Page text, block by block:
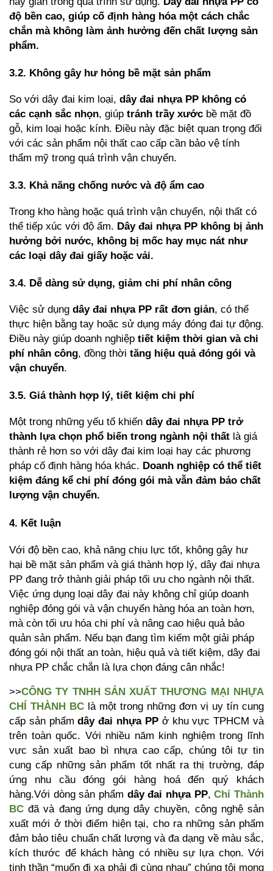
độ bền cao, giúp cố định hàng hóa một cách chắc
chắn mà không làm ảnh hưởng đến chất lượng sản
phẩm.
3.2. Không gây hư hỏng bề mặt sản phẩm
So với dây đai kim loại, dây đai nhựa PP không có
các cạnh sắc nhọn, giúp tránh trầy xước bề mặt đồ
gỗ, kim loại hoặc kính. Điều này đặc biệt quan trọng đối
với các sản phẩm nội thất cao cấp cần bảo vệ tính
thẩm mỹ trong quá trình vận chuyển.
3.3. Khả năng chống nước và độ ẩm cao
Trong kho hàng hoặc quá trình vận chuyển, nội thất có
thể tiếp xúc với độ ẩm. Dây đai nhựa PP không bị ảnh
hưởng bởi nước, không bị mốc hay mục nát như
các loại dây đai giấy hoặc vải.
3.4. Dễ dàng sử dụng, giảm chi phí nhân công
Việc sử dụng dây đai nhựa PP rất đơn giản, có thể
thực hiện bằng tay hoặc sử dụng máy đóng đai tự động.
Điều này giúp doanh nghiệp tiết kiệm thời gian và chi
phí nhân công, đồng thời tăng hiệu quả đóng gói và
vận chuyển.
3.5. Giá thành hợp lý, tiết kiệm chi phí
Một trong những yếu tố khiến dây đai nhựa PP trở
thành lựa chọn phổ biến trong ngành nội thất là giá
thành rẻ hơn so với dây đai kim loại hay các phương
pháp cố định hàng hóa khác. Doanh nghiệp có thể tiết
kiệm đáng kể chi phí đóng gói mà vẫn đảm bảo chất
lượng vận chuyển.
4. Kết luận
Với độ bền cao, khả năng chịu lực tốt, không gây hư
hại bề mặt sản phẩm và giá thành hợp lý, dây đai nhựa
PP đang trở thành giải pháp tối ưu cho ngành nội thất.
Việc ứng dụng loại dây đai này không chỉ giúp doanh
nghiệp đóng gói và vận chuyển hàng hóa an toàn hơn,
mà còn tối ưu hóa chi phí và nâng cao hiệu quả bảo
quản sản phẩm. Nếu bạn đang tìm kiếm một giải pháp
đóng gói nội thất an toàn, hiệu quả và tiết kiệm, dây đai
nhựa PP chắc chắn là lựa chọn đáng cân nhắc!
>>CÔNG TY TNHH SẢN XUẤT THƯƠNG MẠI NHỰA
CHÍ THÀNH BC là một trong những đơn vị uy tín cung
cấp sản phẩm dây đai nhựa PP ở khu vực TPHCM và
trên toàn quốc. Với nhiều năm kinh nghiệm trong lĩnh
vực sản xuất bao bì nhựa cao cấp, chúng tôi tự tin
cung cấp những sản phẩm tốt nhất ra thị trường, đáp
ứng nhu cầu đóng gói hàng hoá đến quý khách
hàng.Với dòng sản phẩm dây đai nhựa PP, Chí Thành
BC đã và đang ứng dụng dây chuyền, công nghệ sản
xuất mới ở thời điểm hiện tại, cho ra những sản phẩm
đảm bảo tiêu chuẩn chất lượng và đa dạng về màu sắc,
kích thước để khách hàng có nhiều sự lựa chọn. Với
tinh thần “muốn đi xa phải đi cùng nhau” chúng tôi mong